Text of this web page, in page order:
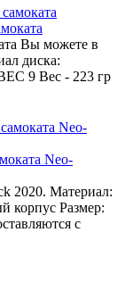
Вы можете в
диска:
9 Вес - 223 гр
Neo-
2020. Материал:
корпус Размер:
с